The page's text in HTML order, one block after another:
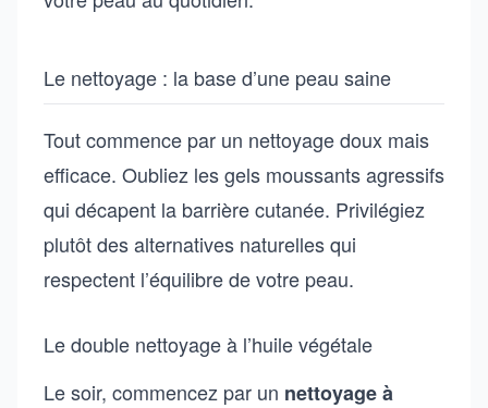
Le nettoyage : la base d’une peau saine
Tout commence par un nettoyage doux mais
efficace. Oubliez les gels moussants agressifs
qui décapent la barrière cutanée. Privilégiez
plutôt des alternatives naturelles qui
respectent l’équilibre de votre peau.
Le double nettoyage à l’huile végétale
Le soir, commencez par un nettoyage à